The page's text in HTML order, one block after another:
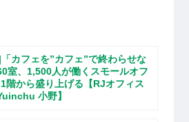
カフェを”カフェ”で終わらせな
室、1,500人が働くスモールオフ
階から盛り上げる【RJオフィス
小野】